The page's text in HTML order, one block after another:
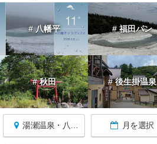
# 八幡平 # 福田パン
# 秋田 # 後生掛温泉
湯瀬温泉・八幡平(秋田側) 月を選択
秋
田
へ
戻
る
秋
田
す
て